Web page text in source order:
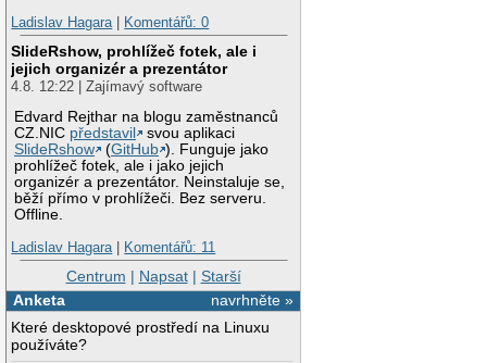
Ladislav Hagara| Komentářů: 0
SlideRshow, prohlížeč fotek, ale i
jejich organizér a prezentátor
4.8. 12:22 | Zajímavý software
Edvard Rejthar na blogu zaměstnanců
CZ.NIC představil
svou aplikaci
SlideRshow
(GitHub ). Funguje jako
prohlížeč fotek, ale i jako jejich
organizér a prezentátor. Neinstaluje se,
běží přímo v prohlížeči. Bez serveru.
Offline.
Ladislav Hagara| Komentářů: 11
Centrum | Napsat| Starší
navrhněte »
Anketa
Které desktopové prostředí na Linuxu
používáte?